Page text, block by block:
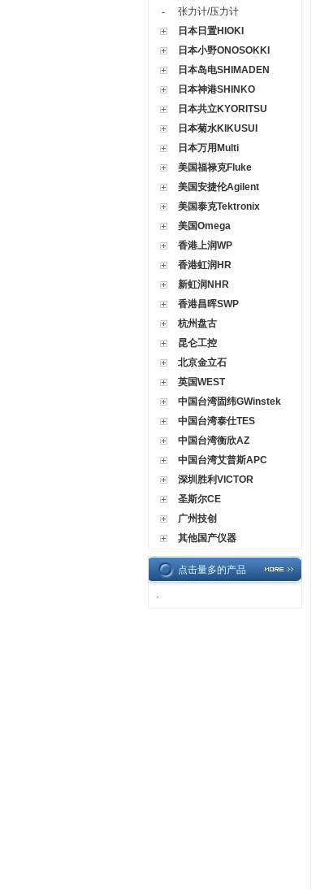
-
张力计/压力计
日本日置HIOKI
日本小野ONOSOKKI
日本岛电SHIMADEN
日本神港SHINKO
日本共立KYORITSU
日本菊水KIKUSUI
日本万用Multi
美国福禄克Fluke
美国安捷伦Agilent
美国泰克Tektronix
美国Omega
香港上润WP
香港虹润HR
新虹润NHR
香港昌晖SWP
杭州盘古
昆仑工控
北京金立石
英国WEST
中国台湾固纬GWinstek
中国台湾泰仕TES
中国台湾衡欣AZ
中国台湾艾普斯APC
深圳胜利VICTOR
圣斯尔CE
广州技创
其他国产仪器
点击量多的产品
·